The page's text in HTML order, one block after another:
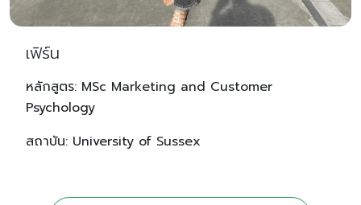
เฟิร์น
หลักสูตร: MSc Marketing and Customer
Psychology
สถาบัน: University of Sussex